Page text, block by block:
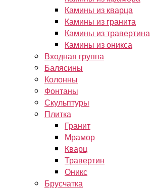
Камины из кварца
Камины из гранита
Камины из травертина
Камины из оникса
Входная группа
Балясины
Колонны
Фонтаны
Скульптуры
Плитка
Гранит
Мрамор
Кварц
Травертин
Оникс
Брусчатка